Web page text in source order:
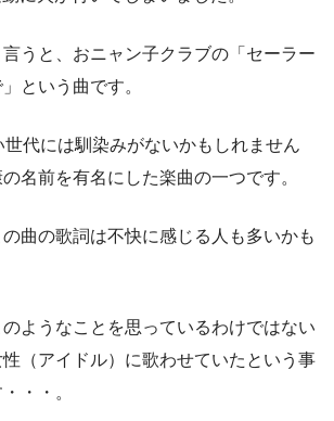
うと、おニャン子クラブの「セーラー
という曲です。
代には馴染みがないかもしれません
名前を有名にした楽曲の一つです。
曲の歌詞は不快に感じる人も多いかも
ようなことを思っているわけではない
（アイドル）に歌わせていたという事
・・。